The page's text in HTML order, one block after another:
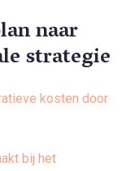
naar
strategie
kosten door
bij het